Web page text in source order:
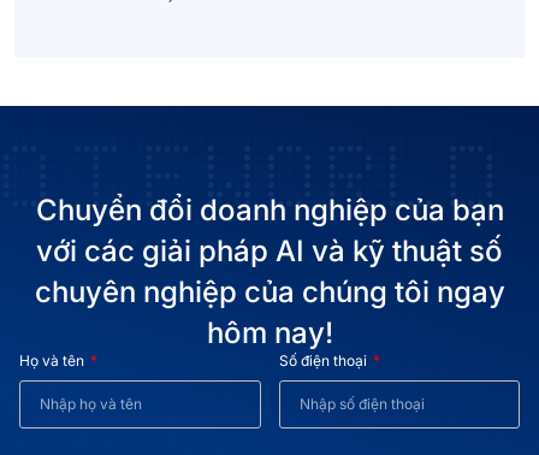
Chuyển đổi doanh nghiệp của bạn
với các giải pháp AI và kỹ thuật số
chuyên nghiệp của chúng tôi ngay
hôm nay!
Họ và tên Số điện thoại